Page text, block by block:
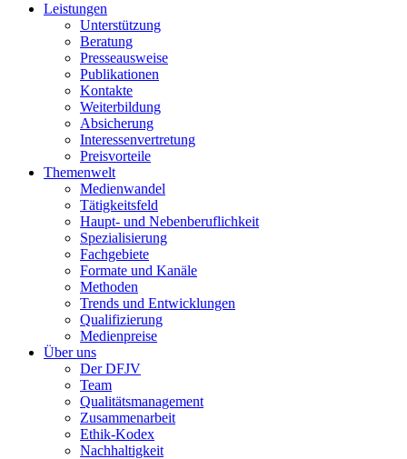
Leistungen
Unterstützung
Beratung
Presseausweise
Publikationen
Kontakte
Weiterbildung
Absicherung
Interessenvertretung
Preisvorteile
Themenwelt
Medienwandel
Tätigkeitsfeld
Haupt- und Nebenberuflichkeit
Spezialisierung
Fachgebiete
Formate und Kanäle
Methoden
Trends und Entwicklungen
Qualifizierung
Medienpreise
Über uns
Der DFJV
Team
Qualitätsmanagement
Zusammenarbeit
Ethik-Kodex
Nachhaltigkeit